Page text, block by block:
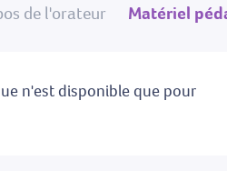
de l'orateur Matériel
n'est disponible que pour